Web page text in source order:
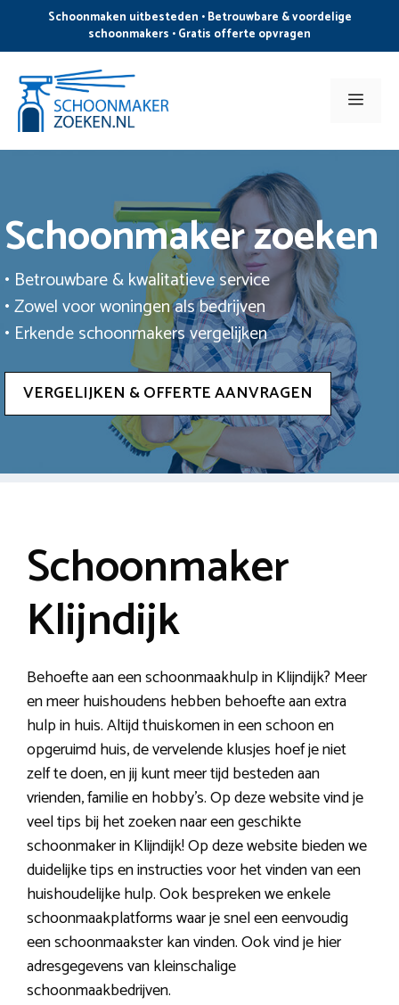
de
inhoud
Schoonmaken uitbesteden • Betrouwbare & voordelige
schoonmakers • Gratis offerte opvragen
Menu
Schoonmaker zoeken
• Betrouwbare & kwalitatieve service
• Zowel voor woningen als bedrijven
• Erkende schoonmakers vergelijken
VERGELIJKEN & OFFERTE AANVRAGEN
Schoonmaker
Klijndijk
Behoefte aan een schoonmaakhulp in Klijndijk? Meer
en meer huishoudens hebben behoefte aan extra
hulp in huis. Altijd thuiskomen in een schoon en
opgeruimd huis, de vervelende klusjes hoef je niet
zelf te doen, en jij kunt meer tijd besteden aan
vrienden, familie en hobby’s. Op deze website vind je
veel tips bij het zoeken naar een geschikte
schoonmaker in Klijndijk! Op deze website bieden we
duidelijke tips en instructies voor het vinden van een
huishoudelijke hulp. Ook bespreken we enkele
schoonmaakplatforms waar je snel een eenvoudig
een schoonmaakster kan vinden. Ook vind je hier
adresgegevens van kleinschalige
schoonmaakbedrijven.